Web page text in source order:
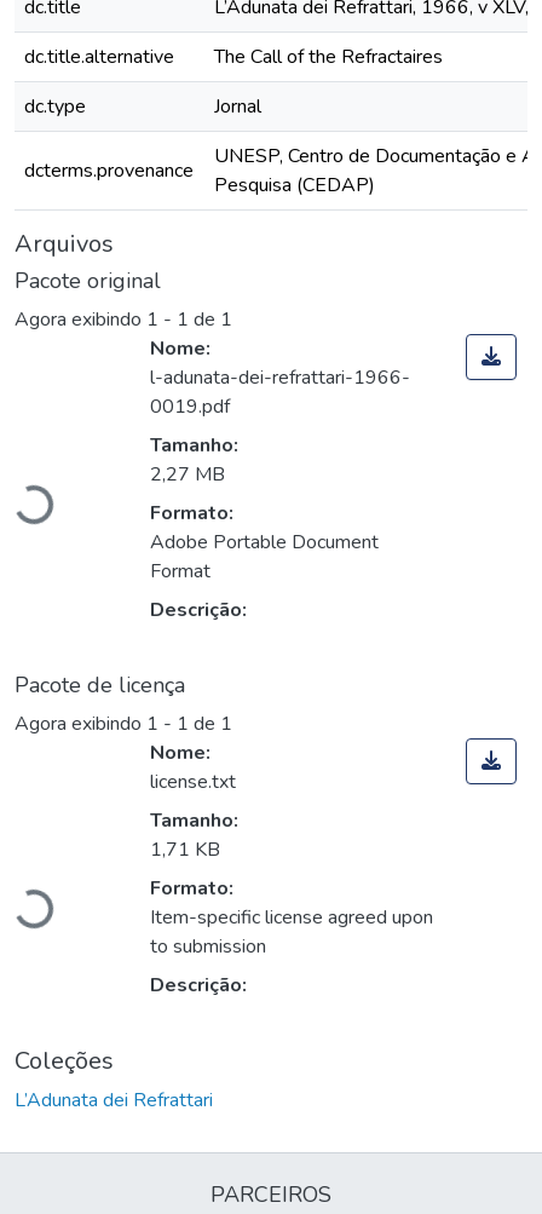
dc.title
L’Adunata dei Refrattari, 1966, v XLV,
dc.title.alternative
The Call of the Refractaires
dc.type
Jornal
dcterms.provenance
UNESP, Centro de Documentação e
Pesquisa (CEDAP)
Arquivos
Pacote original
Agora exibindo 1 - 1 de 1
Carregando...
Nome:
l-adunata-dei-refrattari-1966-
0019.pdf
Tamanho:
2,27 MB
Formato:
Adobe Portable Document
Format
Descrição:
Pacote de licença
Agora exibindo 1 - 1 de 1
Carregando...
Nome:
license.txt
Tamanho:
1,71 KB
Formato:
Item-specific license agreed upon
to submission
Descrição:
Coleções
L’Adunata dei Refrattari
PARCEIROS